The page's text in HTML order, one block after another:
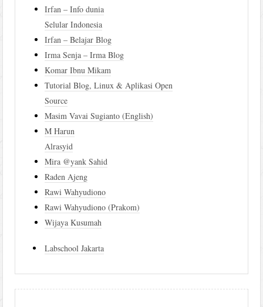
Irfan – Info dunia
Selular Indonesia
Irfan – Belajar Blog
Irma Senja – Irma Blog
Komar Ibnu Mikam
Tutorial Blog, Linux & Aplikasi Open
Source
Masim Vavai Sugianto (English)
M Harun
Alrasyid
Mira @yank Sahid
Raden Ajeng
Rawi Wahyudiono
Rawi Wahyudiono (Prakom)
Wijaya Kusumah
Labschool Jakarta